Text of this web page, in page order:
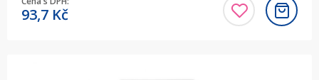
93,7 Kč